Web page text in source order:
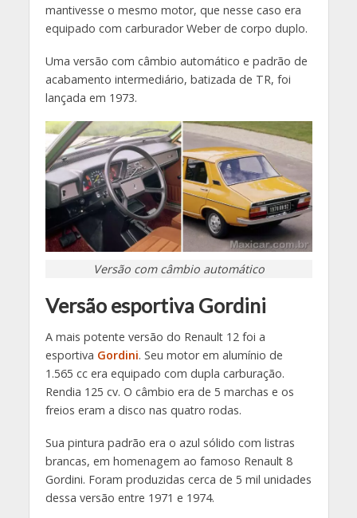
mantivesse o mesmo motor, que nesse caso era
equipado com carburador Weber de corpo duplo.
Uma versão com câmbio automático e padrão de
acabamento intermediário, batizada de TR, foi
lançada em 1973.
Versão com câmbio automático
Versão esportiva Gordini
A mais potente versão do Renault 12 foi a
esportiva Gordini. Seu motor em alumínio de
1.565 cc era equipado com dupla carburação.
Rendia 125 cv. O câmbio era de 5 marchas e os
freios eram a disco nas quatro rodas.
Sua pintura padrão era o azul sólido com listras
brancas, em homenagem ao famoso Renault 8
Gordini. Foram produzidas cerca de 5 mil unidades
dessa versão entre 1971 e 1974.